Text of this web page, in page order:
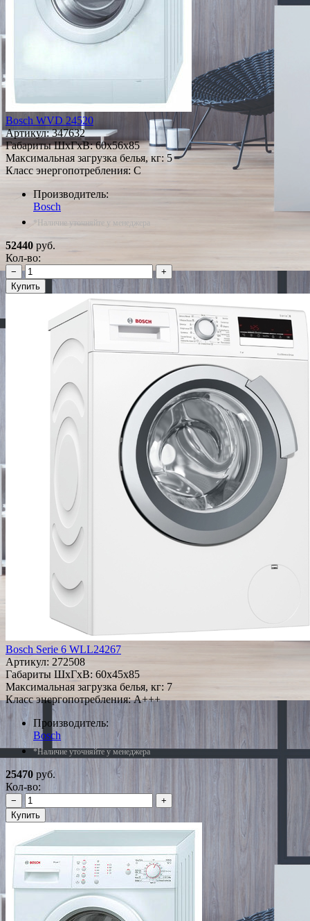
Bosch WVD 24520
Артикул:347632
Габариты ШxГxВ: 60x56x85
Максимальная загрузка белья, кг: 5
Класс энергопотребления: C
Производитель:
Bosch
*Наличие уточняйте у менеджера
52440 руб.
Кол-во:
−
+
Купить
Bosch Serie 6 WLL24267
Артикул: 272508
Габариты ШxГxВ: 60x45x85
Максимальная загрузка белья, кг: 7
Класс энергопотребления: A+++
Производитель:
Bosch
*Наличие уточняйте у менеджера
25470 руб.
Кол-во:
−
+
Купить